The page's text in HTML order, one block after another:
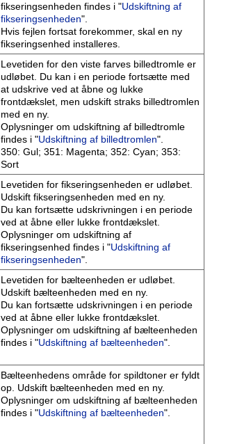
fikseringsenheden findes i "Udskiftning af
fikseringsenheden".
Hvis fejlen fortsat forekommer, skal en ny
fikseringsenhed installeres.
Levetiden for den viste farves billedtromle er
udløbet. Du kan i en periode fortsætte med
at udskrive ved at åbne og lukke
frontdækslet, men udskift straks billedtromlen
med en ny.
Oplysninger om udskiftning af billedtromle
findes i "Udskiftning af billedtromlen".
350: Gul; 351: Magenta; 352: Cyan; 353:
Sort
Levetiden for fikseringsenheden er udløbet.
Udskift fikseringsenheden med en ny.
Du kan fortsætte udskrivningen i en periode
ved at åbne eller lukke frontdækslet.
Oplysninger om udskiftning af
fikseringsenhed findes i "Udskiftning af
fikseringsenheden".
Levetiden for bælteenheden er udløbet.
Udskift bælteenheden med en ny.
Du kan fortsætte udskrivningen i en periode
ved at åbne eller lukke frontdækslet.
Oplysninger om udskiftning af bælteenheden
findes i "Udskiftning af bælteenheden".
Bælteenhedens område for spildtoner er fyldt
op. Udskift bælteenheden med en ny.
Oplysninger om udskiftning af bælteenheden
findes i "Udskiftning af bælteenheden".